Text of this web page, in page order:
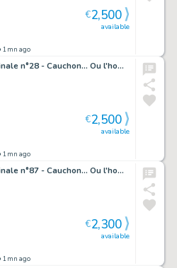
1mn ago
available
€2,500
Planche originale n°28 - Cauchon... Ou l'homme qui tua Jeanne d'Arc
1mn ago
available
€2,500
Planche originale n°87 - Cauchon... Ou l'homme qui tua Jeanne d'Arc
1mn ago
available
€2,300